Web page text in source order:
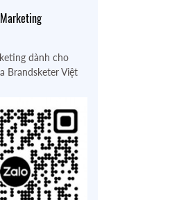
dành cho
Brandsketer Việt